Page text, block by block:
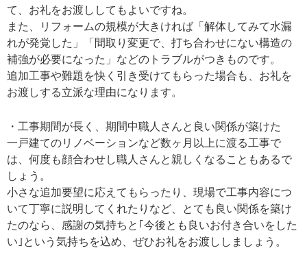
て、お礼をお渡ししてもよいですね。
また、リフォームの規模が大きければ「解体してみて水漏
れが発覚した」「間取り変更で、打ち合わせにない構造の
補強が必要になった」などのトラブルがつきものです。
追加工事や難題を快く引き受けてもらった場合も、お礼を
お渡しする立派な理由になります。
・工事期間が長く、期間中職人さんと良い関係が築けた
一戸建てのリノベーションなど数ヶ月以上に渡る工事で
は、何度も顔合わせし職人さんと親しくなることもあるで
しょう。
小さな追加要望に応えてもらったり、現場で工事内容につ
いて丁寧に説明してくれたりなど、とても良い関係を築け
たのなら、感謝の気持ちと｢今後とも良いお付き合いをした
い｣という気持ちを込め、ぜひお礼をお渡ししましょう。